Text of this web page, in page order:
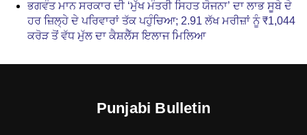
ਭਗਵੰਤ ਮਾਨ ਸਰਕਾਰ ਦੀ ‘ਮੁੱਖ ਮੰਤਰੀ ਸਿਹਤ ਯੋਜਨਾ’ ਦਾ ਲਾਭ ਸੂਬੇ ਦੇ
ਹਰ ਜ਼ਿਲ੍ਹੇ ਦੇ ਪਰਿਵਾਰਾਂ ਤੱਕ ਪਹੁੰਚਿਆ; 2.91 ਲੱਖ ਮਰੀਜ਼ਾਂ ਨੂੰ ₹1,044
ਕਰੋੜ ਤੋਂ ਵੱਧ ਮੁੱਲ ਦਾ ਕੈਸ਼ਲੈੱਸ ਇਲਾਜ ਮਿਲਿਆ
Punjabi Bulletin